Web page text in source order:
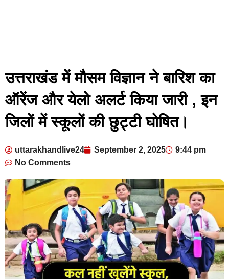
उत्तराखंड में मौसम विज्ञान ने बारिश का
ऑरेंज और येलो अलर्ट किया जारी , इन
जिलों में स्कूलों की छुट्टी घोषित।
uttarakhandlive24 September 2, 2025
9:44 pm
No Comments